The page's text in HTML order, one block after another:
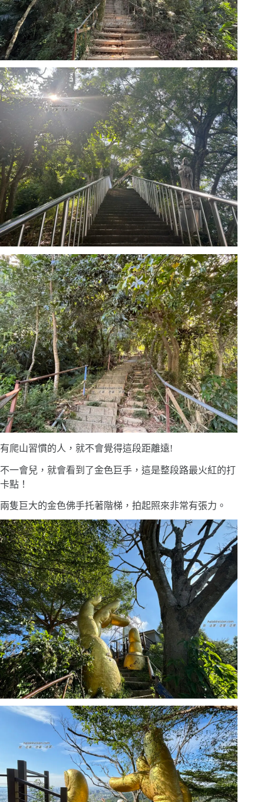
有爬山習慣的人，就不會覺得這段距離遠!
不一會兒，就會看到了金色巨手，這是整段路最火紅的打
卡點！
兩隻巨大的金色佛手托著階梯，拍起照來非常有張力。